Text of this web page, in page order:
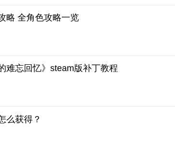
略 全角色攻略一览
难忘回忆》steam版补丁教程
么获得？